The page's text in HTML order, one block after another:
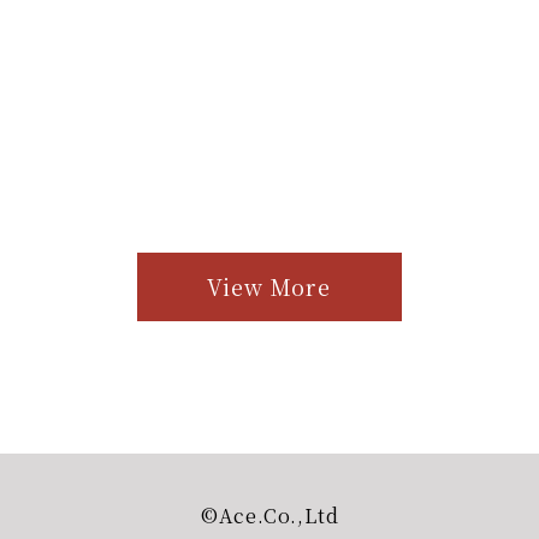
View More
©︎Ace.Co.,Ltd